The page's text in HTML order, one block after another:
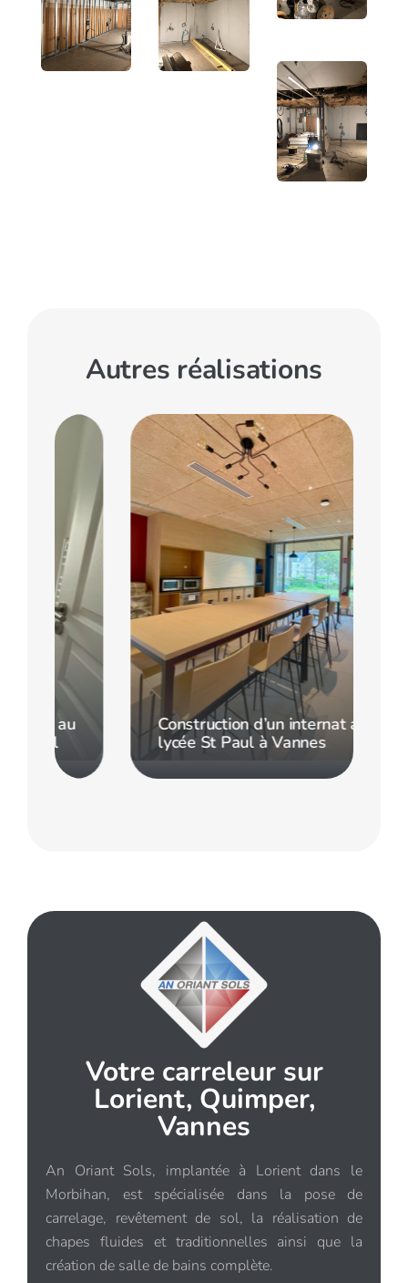
Autres réalisations
Construction d’un internat au
lycée St Paul à Vannes
Votre carreleur sur
Lorient, Quimper,
Vannes
An Oriant Sols, implantée à Lorient dans le
Morbihan, est spécialisée dans la pose de
carrelage, revêtement de sol, la réalisation de
chapes fluides et traditionnelles ainsi que la
création de salle de bains complète.